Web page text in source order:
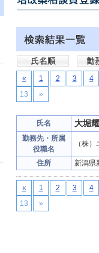
« 1 2 3
4
13
»
氏名 大堀
勤務先・所属
役職名
（株
住所 新潟県
« 1 2 3
4
13
»